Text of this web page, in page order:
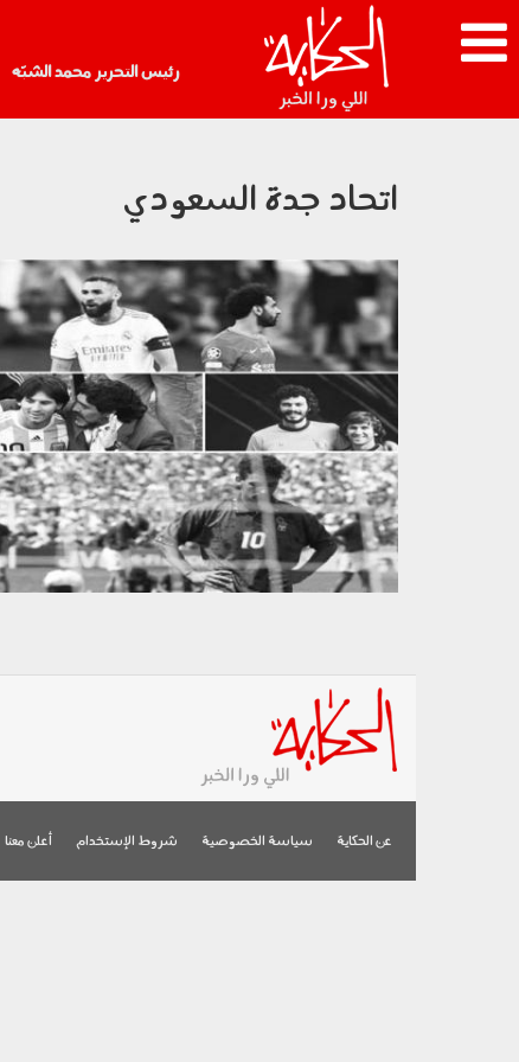
رئيس التحرير محمد الشبّه
اتحاد جدة السعودي
نجوم الكرة في العالم
عن الحكاية سياسة الخصوصية شروط الإستخدام أعلن معنا